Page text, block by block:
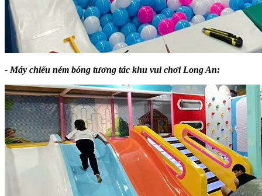
- Máy chiếu ném bóng tương tác khu vui chơi Long An: